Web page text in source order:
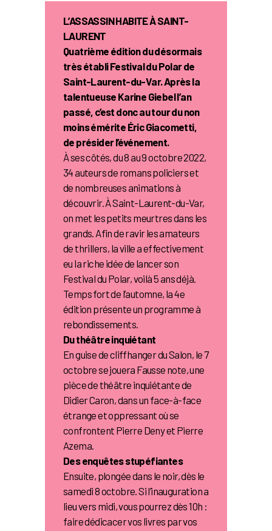
L’ASSASSIN HABITE À SAINT-
LAURENT
Quatrième édition du désormais
très établi Festival du Polar de
Saint-Laurent-du-Var. Après la
talentueuse Karine Giebel l’an
passé, c’est donc au tour du non
moins émérite Éric Giacometti,
de présider l’événement.
À ses côtés, du 8 au 9 octobre 2022,
34 auteurs de romans policiers et
de nombreuses animations à
découvrir. À Saint-Laurent-du-Var,
on met les petits meurtres dans les
grands. Afin de ravir les amateurs
de thrillers, la ville a effectivement
eu la riche idée de lancer son
Festival du Polar, voilà 5 ans déjà.
Temps fort de l’automne, la 4e
édition présente un programme à
rebondissements.
Du théâtre inquiétant
En guise de cliffhanger du Salon, le 7
octobre se jouera Fausse note, une
pièce de théâtre inquiétante de
Didier Caron, dans un face-à-face
étrange et oppressant où se
confrontent Pierre Deny et Pierre
Azema.
Des enquêtes stupéfiantes
Ensuite, plongée dans le noir, dès le
samedi 8 octobre. Si l’inauguration a
lieu vers midi, vous pourrez dès 10h :
faire dédicacer vos livres par vos